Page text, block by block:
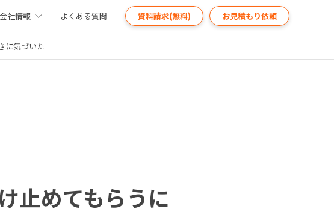
会社情報 よくある質問 資料請求(無料) お見積もり依頼
に気づいた
止めてもらうに